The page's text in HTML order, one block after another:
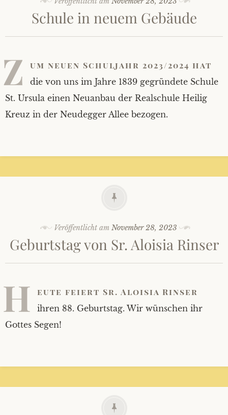
Schule in neuem Gebäude
Z um neuen Schuljahr 2023/2024 hat
die von uns im Jahre 1839 gegründete Schule
St. Ursula einen Neuanbau der Realschule Heilig
Kreuz in der Neudegger Allee bezogen.
Veröffentlicht amNovember 28, 2023
Geburtstag von Sr. Aloisia Rinser
H eute feiert Sr. Aloisia Rinser
ihren 88. Geburtstag. Wir wünschen ihr
Gottes Segen!